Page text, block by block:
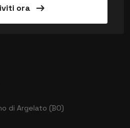
ora arrow_right_alt
di Argelato (BO)